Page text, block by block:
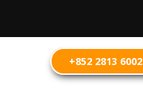
+852 2813 6002